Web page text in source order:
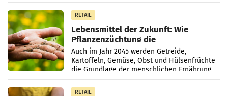
RETAIL
Lebensmittel der Zukunft: Wie
Pflanzenzüchtung die
Ernährungssicherheit sichert
Auch im Jahr 2045 werden Getreide,
Kartoffeln, Gemüse, Obst und Hülsenfrüchte
die Grundlage der menschlichen Ernährung
bilden. Allerdings verändern sich die
Eigenschaften der Pflanzen
RETAIL